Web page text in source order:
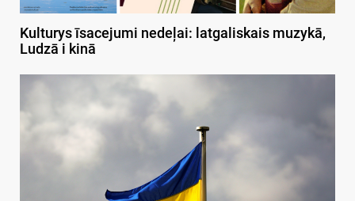
Kulturys īsacejumi nedeļai: latgaliskais muzykā,
Ludzā i kinā